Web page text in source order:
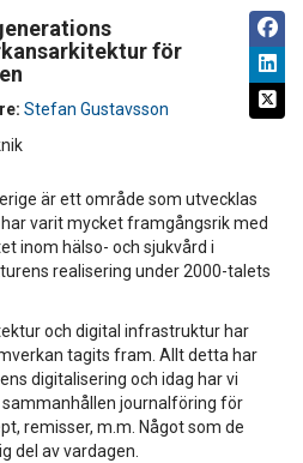
för
Stefan Gustavsson
är ett område som utvecklas
varit mycket framgångsrik med
inom hälso- och sjukvård i
realisering under 2000-talets
och digital infrastruktur har
tagits fram. Allt detta har
digitalisering och idag har vi
journalföring för
remisser, m.m. Något som de
del av vardagen.